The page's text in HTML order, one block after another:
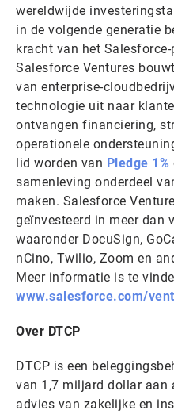
wereldwijde
in de volgende generatie
kracht van het
Salesforce Ventures
van enterprise-
technologie uit naar
ontvangen financiering,
operationele
lid worden van Pledge 1%
samenleving onderdeel
maken. Salesforce
geïnvesteerd in meer dan
waaronder DocuSign,
nCino, Twilio, Zoom en
Meer informatie is te
www.salesforce.com/
Over DTCP
DTCP is een
van 1,7 miljard dollar aan
advies van zakelijke en